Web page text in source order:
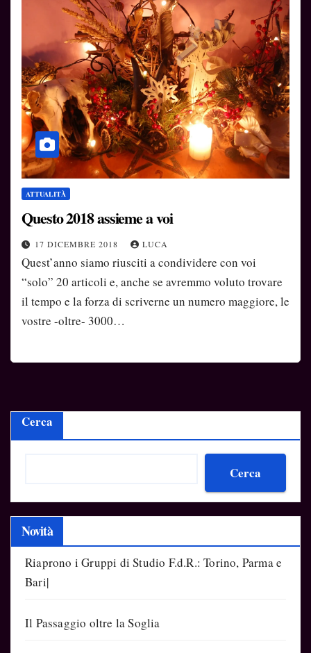
ATTUALITÀ
Questo 2018 assieme a voi
17 DICEMBRE 2018 LUCA
Quest’anno siamo riusciti a condividere con voi
“solo” 20 articoli e, anche se avremmo voluto trovare
il tempo e la forza di scriverne un numero maggiore, le
vostre -oltre- 3000…
Cerca
Cerca
Novità
Riaprono i Gruppi di Studio F.d.R.: Torino, Parma e
Bari|
Il Passaggio oltre la Soglia